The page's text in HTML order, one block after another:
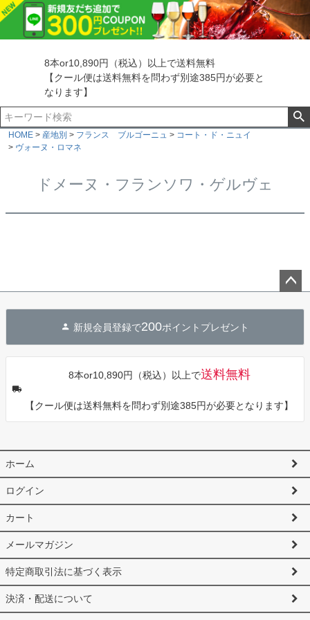
8本or10,890円（税込）以上で送料無料
【クール便は送料無料を問わず別途385円が必要と
なります】
HOME 産地別 フランス ブルゴーニュ
コート・ド・ニュイ
ヴォーヌ・ロマネ
ドメーヌ・フランソワ・ゲルヴェ
へ
新規会員登録で200ポイントプレゼント
8本or10,890円（税込）以上で送料無料
【クール便は送料無料を問わず別途385円が必要となります】
ホーム
ログイン
カート
メールマガジン
特定商取引法に基づく表示
決済・配送について